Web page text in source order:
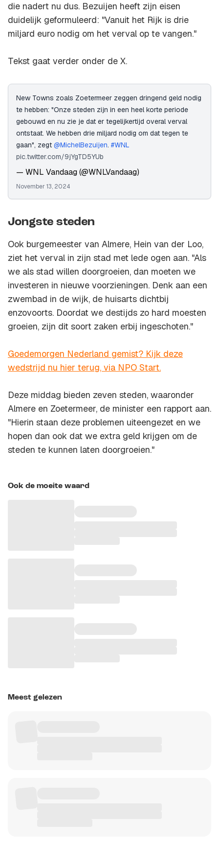
die nadert nu dus. Bezuijen heeft zijn eisen
duidelijk geformuleerd: "Vanuit het Rijk is drie
miljard euro nodig om het verval op te vangen."
Tekst gaat verder onder de X.
New Towns zoals Zoetermeer zeggen dringend geld nodig
te hebben: "Onze steden zijn in een heel korte periode
gebouwd en nu zie je dat er tegelijkertijd overal verval
ontstaat. We hebben drie miljard nodig om dat tegen te
gaan", zegt @MichelBezuijen. #WNL
pic.twitter.com/9jYgTD5YUb
— WNL Vandaag (@WNLVandaag)
November 13, 2024
Jongste steden
Ook burgemeester van Almere, Hein van der Loo,
ziet het verval in zijn stad met lede ogen aan. "Als
we als stad willen doorgroeien, dan moeten we
investeren in nieuwe voorzieningen. Denk aan een
zwembad in de wijk, de huisarts dichtbij
enzovoorts. Doordat we destijds zo hard moesten
groeien, zijn dit soort zaken erbij ingeschoten."
Goedemorgen Nederland gemist? Kijk deze
wedstrijd nu hier terug, via NPO Start.
Deze middag bieden zeven steden, waaronder
Almere en Zoetermeer, de minister een rapport aan.
"Hierin staan deze problemen uiteengezet en we
hopen dan ook dat we extra geld krijgen om de
steden te kunnen laten doorgroeien."
Ook de moeite waard
Meest gelezen